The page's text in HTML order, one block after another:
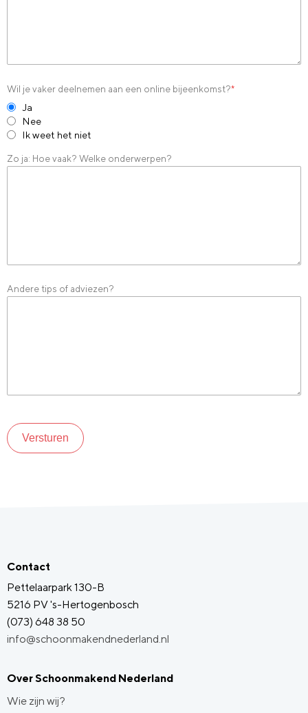
Wil je vaker deelnemen aan een online bijeenkomst?*
Ja
Nee
Ik weet het niet
Zo ja: Hoe vaak? Welke onderwerpen?
Andere tips of adviezen?
Versturen
Contact
Pettelaarpark 130-B
5216 PV 's-Hertogenbosch
(073) 648 38 50
info@schoonmakendnederland.nl
Over Schoonmakend Nederland
Wie zijn wij?